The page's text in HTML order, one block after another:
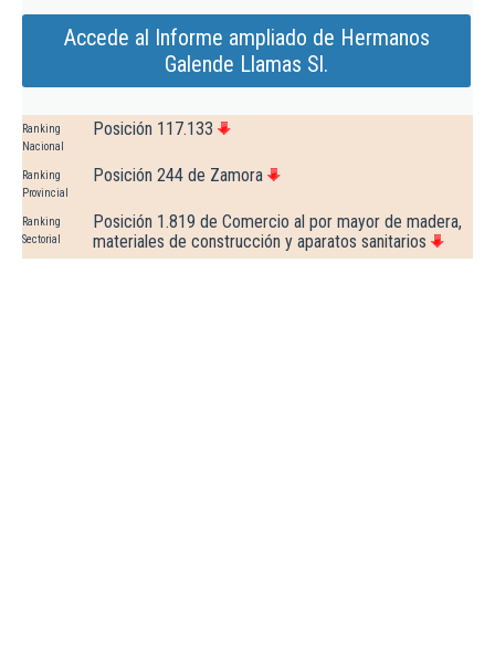
Accede al Informe ampliado de Hermanos
Galende Llamas Sl.
Ranking
Nacional
Posición 117.133
Ranking
Provincial
Posición 244 de Zamora
Ranking
Sectorial
Posición 1.819 de Comercio al por mayor de madera,
materiales de construcción y aparatos sanitarios